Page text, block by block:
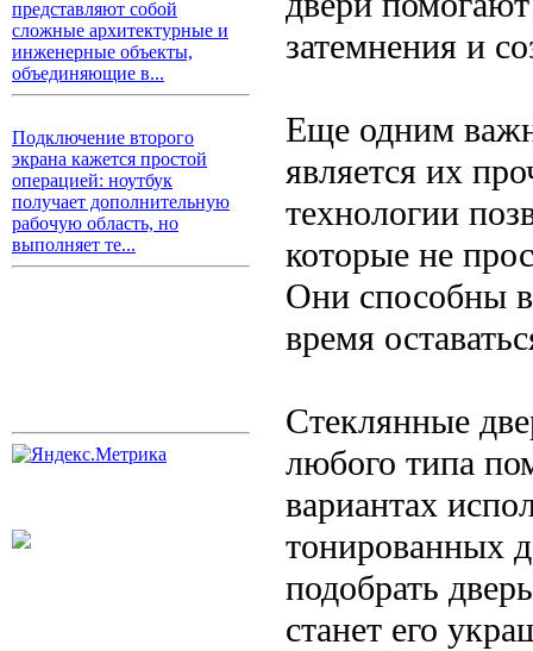
представляют собой
сложные архитектурные и
инженерные объекты,
объединяющие в...
Подключение второго
экрана кажется простой
операцией: ноутбук
получает дополнительную
рабочую область, но
выполняет те...
затемнения и
Еще одним
является их
технологии
которые не
Они способны
время
Стеклянные
любого типа
вариантах
тонированных
подобрать
станет его